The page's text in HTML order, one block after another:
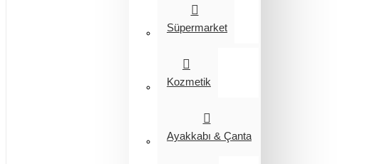
Süpermarket
Kozmetik
Ayakkabı & Çanta